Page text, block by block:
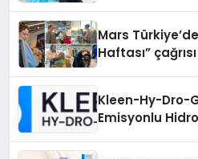
Mars
Haftası” çağrısı
Kleen-Hy-Dro-
Emisyonlu